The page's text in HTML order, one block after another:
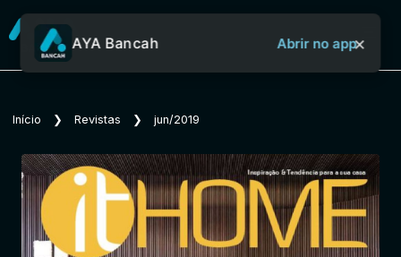
Sobre o Aya Bancah
Início
Revistas
AYA Bancah Abrir no app×
Início ❯ Revistas ❯ jun/2019